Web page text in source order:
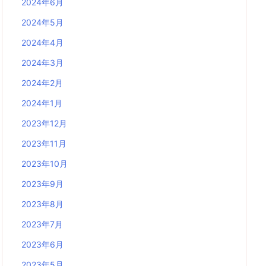
2024年6月
2024年5月
2024年4月
2024年3月
2024年2月
2024年1月
2023年12月
2023年11月
2023年10月
2023年9月
2023年8月
2023年7月
2023年6月